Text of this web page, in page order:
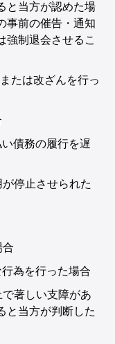
と当方が認めた場
事前の催告・通知
強制退会させるこ
たは改ざんを行っ
債務の履行を遅
停止させられた
合
為を行った場合
著しい支障があ
と当方が判断した